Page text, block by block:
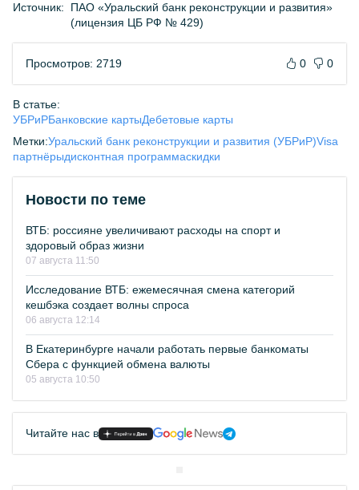
Источник:
ПАО «Уральский банк реконструкции и развития»
(лицензия ЦБ РФ № 429)
Просмотров: 2719 0 0
В статье:
УБРиРБанковские картыДебетовые карты
Метки:Уральский банк реконструкции и развития (УБРиР)Visa
партнёрыдисконтная программаскидки
Новости по теме
ВТБ: россияне увеличивают расходы на спорт и
здоровый образ жизни
07 августа 11:50
Исследование ВТБ: ежемесячная смена категорий
кешбэка создает волны спроса
06 августа 12:14
В Екатеринбурге начали работать первые банкоматы
Сбера с функцией обмена валюты
05 августа 10:50
Читайте нас в